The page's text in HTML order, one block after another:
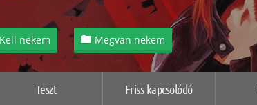
Teszt Friss kapcsolódó
Kell nekem Megvan nekem